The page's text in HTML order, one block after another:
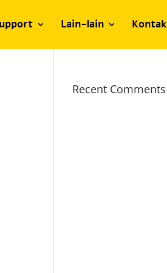
Lain-lain Kontak
Recent Comments